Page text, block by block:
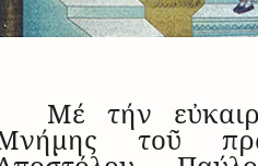
Μέ τήν
τοῦ